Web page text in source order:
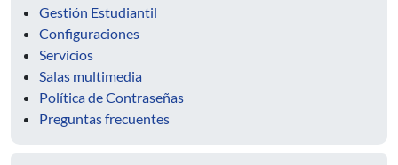
Gestión Estudiantil
Configuraciones
Servicios
Salas multimedia
Política de Contraseñas
Preguntas frecuentes